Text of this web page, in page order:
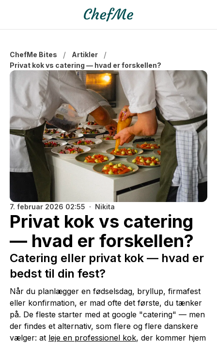
ChefMe Bites / Artikler /
Privat kok vs catering — hvad er forskellen?
7. februar 2026 02:55 Nikita
Privat kok vs catering
— hvad er forskellen?
Catering eller privat kok — hvad er
bedst til din fest?
Når du planlægger en fødselsdag, bryllup, firmafest
eller konfirmation, er mad ofte det første, du tænker
på. De fleste starter med at google "catering" — men
der findes et alternativ, som flere og flere danskere
vælger: at leje en professionel kok, der kommer hjem